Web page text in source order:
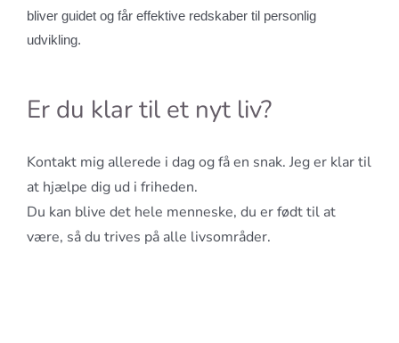
bliver guidet og får effektive redskaber til personlig
udvikling.
Er du klar til et nyt liv?
Kontakt mig allerede i dag og få en snak. Jeg er klar til
at hjælpe dig ud i friheden.
Du kan blive det hele menneske, du er født til at
være, så du trives på alle livsområder.